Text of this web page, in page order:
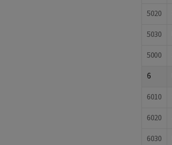
5020
5030
5000
6
6010
6020
6030